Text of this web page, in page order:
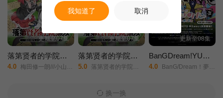
第37集 第38集 第39集
第40集 第41集 第42集
第43集 第44集 第45集
第47集
更新至07集
落第贤者的学院无双 第二回转生，S等级作弊魔术师冒险记
4.0 梅田修一朗///小山内怜央///白石晴香///加藤英美里///平川大辅///东地宏树///福原绫香/
更新至07集
落第贤者的学院无双第二回转生，S等级作弊魔术师冒险记
5.0 落第贤者的学院无双～第二次转生的S级开外挂魔术师冒险录～/The Failed Sage's Academy Domination/
更新至08集
BanGDream!YUME∞MITA
4.0 BanG/Dream！夢限大みゅーたいぷ/バンドリ！/ゆめ∞みた/
换一换
我知道了 取消